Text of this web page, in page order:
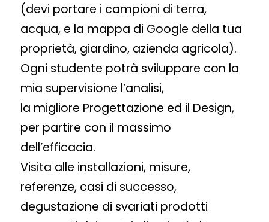
(devi portare i campioni di terra,
acqua, e la mappa di Google della tua
proprietà, giardino, azienda agricola).
Ogni studente potrà sviluppare con la
mia supervisione l’analisi,
la migliore Progettazione ed il Design,
per partire con il massimo
dell’efficacia.
Visita alle installazioni, misure,
referenze, casi di successo,
degustazione di svariati prodotti